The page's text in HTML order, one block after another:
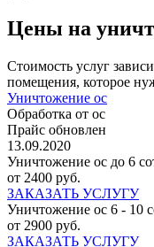
Цены на
Стоимость услуг
помещения, которое
Уничтожение ос
Обработка от ос
Прайс обновлен
13.09.2020
Уничтожение ос до 6
от 2400 руб.
ЗАКАЗАТЬ УСЛУГУ
Уничтожение ос 6 - 10
от 2900 руб.
ЗАКАЗАТЬ УСЛУГУ